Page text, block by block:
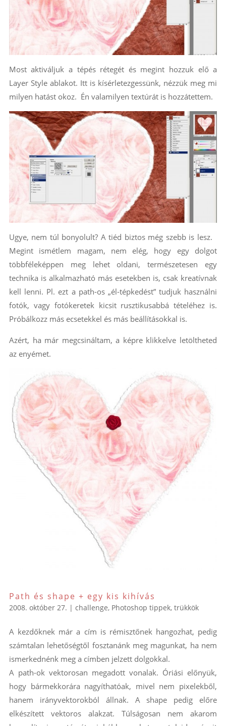
Most aktiváljuk a tépés rétegét és megint hozzuk elő a
Layer Style ablakot. Itt is kísérletezgessünk, nézzük meg mi
milyen hatást okoz. Én valamilyen textúrát is hozzátettem.
Ugye, nem túl bonyolult? A tiéd biztos még szebb is lesz.
Megint ismétlem magam, nem elég, hogy egy dolgot
többféleképpen meg lehet oldani, természetesen egy
technika is alkalmazható más esetekben is, csak kreatívnak
kell lenni. Pl. ezt a path-os „él-tépkedést” tudjuk használni
fotók, vagy fotókeretek kicsit rusztikusabbá tételéhez is.
Próbálkozz más ecsetekkel és más beállításokkal is.
Azért, ha már megcsináltam, a képre klikkelve letöltheted
az enyémet.
Path és shape + egy kis kihívás
2008. október 27. | challenge, Photoshop tippek, trükkök
A kezdőknek már a cím is rémisztőnek hangozhat, pedig
számtalan lehetőségtől fosztanánk meg magunkat, ha nem
ismerkednénk meg a címben jelzett dolgokkal.
A path-ok vektorosan megadott vonalak. Óriási előnyük,
hogy bármekkorára nagyíthatóak, mivel nem pixelekből,
hanem irányvektorokból állnak. A shape pedig előre
elkészített vektoros alakzat. Túlságosan nem akarom